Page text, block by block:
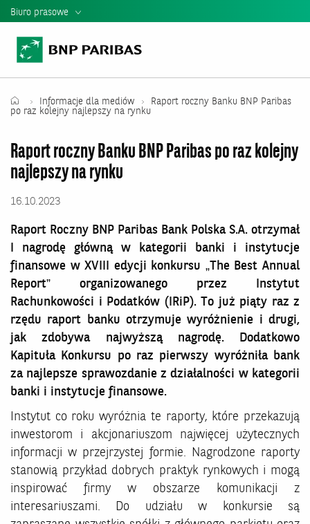
Biuro prasowe
Informacje Prasowe
Teczka Prasowa
Władze banku
Informacje dla mediów
Raport roczny Banku BNP Paribas
po raz kolejny najlepszy na rynku
Raport roczny Banku BNP Paribas po raz kolejny
najlepszy na rynku
16.10.2023
Raport Roczny BNP Paribas Bank Polska S.A. otrzymał
I nagrodę główną w kategorii banki i instytucje
finansowe w XVIII edycji konkursu „The Best Annual
Report” organizowanego przez Instytut
Rachunkowości i Podatków (IRiP). To już piąty raz z
rzędu raport banku otrzymuje wyróżnienie i drugi,
jak zdobywa najwyższą nagrodę. Dodatkowo
Kapituła Konkursu po raz pierwszy wyróżniła bank
za najlepsze sprawozdanie z działalności w kategorii
banki i instytucje finansowe.
Instytut co roku wyróżnia te raporty, które przekazują
inwestorom i akcjonariuszom najwięcej użytecznych
informacji w przejrzystej formie. Nagrodzone raporty
stanowią przykład dobrych praktyk rynkowych i mogą
inspirować firmy w obszarze komunikacji z
interesariuszami. Do udziału w konkursie są